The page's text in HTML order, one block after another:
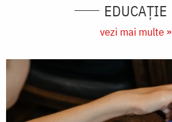
EDUCAŢIE
vezi mai multe »